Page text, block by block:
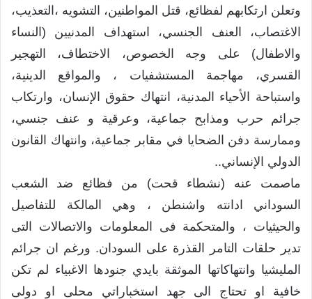
وتعلن ارتكابهم لفظائع، قتل المواطنين، التشويه ،التعذيب،
الاغتصاب، العنف الجنسي، استهداف المدنيين (النساء
والاطفال) على وجه الخصوص، الاختطاف، التهجير
القسري، مهاجمة المستشفيات ، والمواقع الدينية،
واستباحة الأحياء المدنية، انتهاك حقوق الإنسان، وارتكاب
جرائم حرب ومذابح جماعية، وعرقية و عنف جنسي،
وممارسة دفن الضحايا في مقابر جماعية، وانتهاك القانون
الدولي الإنساني..
ماصمت عنه (نشطاء قحت) من فظائع ضد الشعب
السوداني ادانته واشنطن ، وهي المالكة للتفاصيل
والحيثيات ، والمتحكمة فى المعلومات والاتصالات التى
تدير حلقات التامر القذرة على السودان. ورغم ان جرائم
المليشيا وانتهاكاتها الموثقة بايدي جنودها الاغبياء لم تكن
خافية او تحتاج الى جهد استخباراتي محلى او دولى